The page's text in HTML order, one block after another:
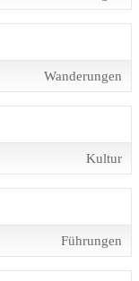
Wanderungen
Kultur
Führungen